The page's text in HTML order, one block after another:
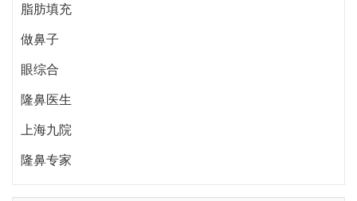
脂肪填充
做鼻子
眼综合
隆鼻医生
上海九院
隆鼻专家